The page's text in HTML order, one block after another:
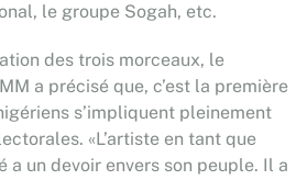
le groupe Sogah, etc.
des trois morceaux, le
a précisé que, c’est la première
s’impliquent pleinement
«L’artiste en tant que
a un devoir envers son peuple. Il a